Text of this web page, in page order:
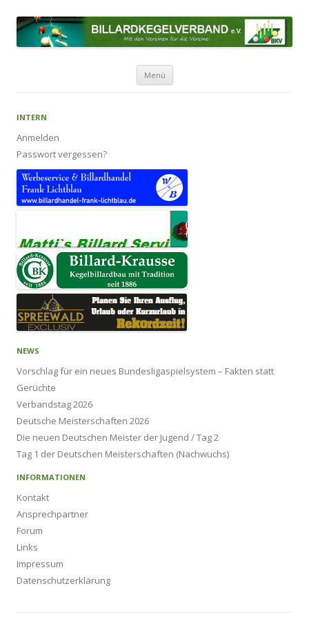
Menü Zum Inhalt springen
INTERN
Anmelden
Passwort vergessen?
NEWS
Vorschlag für ein neues Bundesligaspielsystem – Fakten statt
Gerüchte
Verbandstag 2026
Deutsche Meisterschaften 2026
Die neuen Deutschen Meister der Jugend / Tag 2
Tag 1 der Deutschen Meisterschaften (Nachwuchs)
INFORMATIONEN
Kontakt
Ansprechpartner
Forum
Links
Impressum
Datenschutzerklärung